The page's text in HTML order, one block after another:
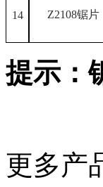
14 Z2108锯片
提示：
更多产